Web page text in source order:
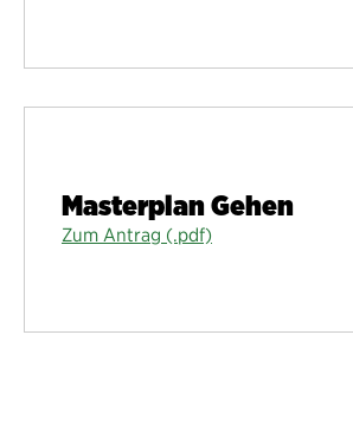
Masterplan Gehen
Zum Antrag (.pdf)